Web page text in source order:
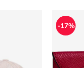
damska Surf Inc.
Portfel
-17%